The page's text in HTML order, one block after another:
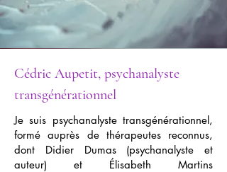
Cédric Aupetit, psychanalyste
transgénérationnel
Je suis psychanalyste transgénérationnel,
formé auprès de thérapeutes reconnus,
dont Didier Dumas (psychanalyste et
auteur) et Élisabeth Martins